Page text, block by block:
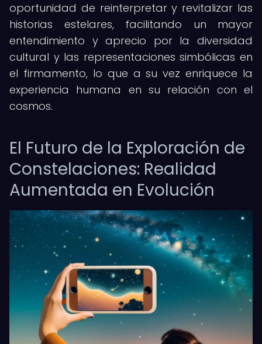
oportunidad de reinterpretar y revitalizar las
historias estelares, facilitando un mayor
entendimiento y aprecio por la diversidad
cultural y las representaciones simbólicas en
el firmamento, lo que a su vez enriquece la
experiencia humana en su relación con el
cosmos.
El Futuro de la Exploración de
Constelaciones: Realidad
Aumentada en Evolución